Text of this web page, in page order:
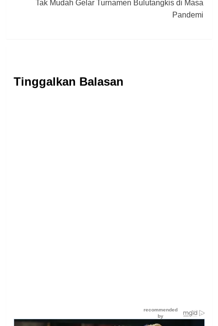
Tak Mudah Gelar Turnamen Bulutangkis di Masa
Pandemi
Tinggalkan Balasan